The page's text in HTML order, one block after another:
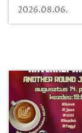
2026.08.06.